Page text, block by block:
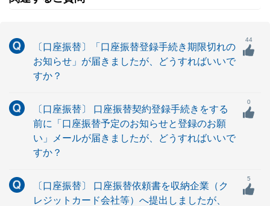
〔口座振替〕「口座振替登録手続き期限切れの
お知らせ」が届きましたが、どうすればいいで
すか？
44
〔口座振替〕 口座振替契約登録手続きをする
前に「口座振替予定のお知らせと登録のお願
い」メールが届きましたが、どうすればいいで
すか？
0
〔口座振替〕 口座振替依頼書を収納企業（ク
レジットカード会社等）へ提出しましたが、
5